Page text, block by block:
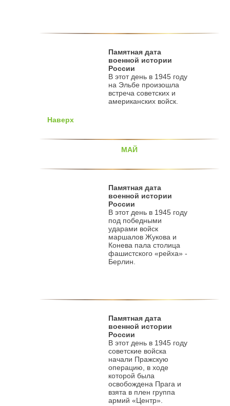
Памятная дата
военной истории
России
В этот день в 1945 году
на Эльбе произошла
встреча советских и
американских войск.
Наверх
МАЙ
Памятная дата
военной истории
России
В этот день в 1945 году
под победными
ударами войск
маршалов Жукова и
Конева пала столица
фашистского «рейха» -
Берлин.
Памятная дата
военной истории
России
В этот день в 1945 году
советские войска
начали Пражскую
операцию, в ходе
которой была
освобождена Прага и
взята в плен группа
армий «Центр».